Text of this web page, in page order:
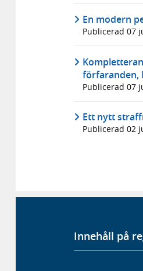
En modern
Publicerad 07
förfaranden,
Publicerad 07
Ett nytt
Publicerad 02
Innehåll på